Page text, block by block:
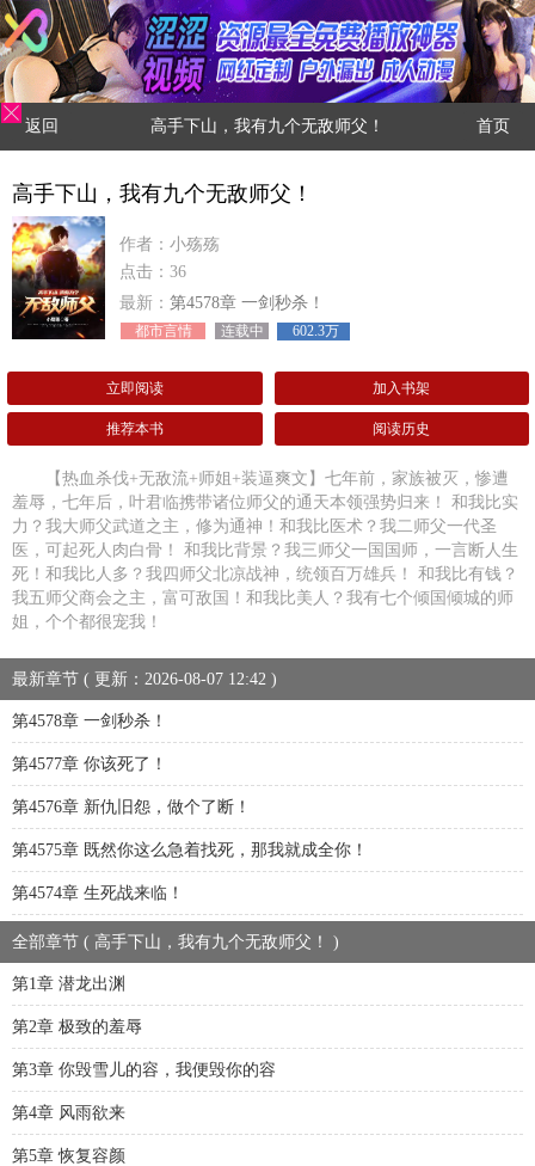
返回 高手下山，我有九个无敌师父！ 首页
高手下山，我有九个无敌师父！
作者：小殇殇
点击：36
最新： 第4578章 一剑秒杀！
都市言情 连载中 602.3万
立即阅读 加入书架
推荐本书 阅读历史
【热血杀伐+无敌流+师姐+装逼爽文】七年前，家族被灭，惨遭
羞辱，七年后，叶君临携带诸位师父的通天本领强势归来！ 和我比实
力？我大师父武道之主，修为通神！和我比医术？我二师父一代圣
医，可起死人肉白骨！ 和我比背景？我三师父一国国师，一言断人生
死！和我比人多？我四师父北凉战神，统领百万雄兵！ 和我比有钱？
我五师父商会之主，富可敌国！和我比美人？我有七个倾国倾城的师
姐，个个都很宠我！
最新章节 ( 更新：2026-08-07 12:42 )
第4578章 一剑秒杀！
第4577章 你该死了！
第4576章 新仇旧怨，做个了断！
第4575章 既然你这么急着找死，那我就成全你！
第4574章 生死战来临！
全部章节 ( 高手下山，我有九个无敌师父！ )
第1章 潜龙出渊
第2章 极致的羞辱
第3章 你毁雪儿的容，我便毁你的容
第4章 风雨欲来
第5章 恢复容颜